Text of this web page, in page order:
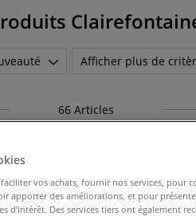
Afficher plus de
66 Articles
vos achats, fournir nos services, pour
apporter des améliorations, et pour
d’intérêt. Des services tiers ont également